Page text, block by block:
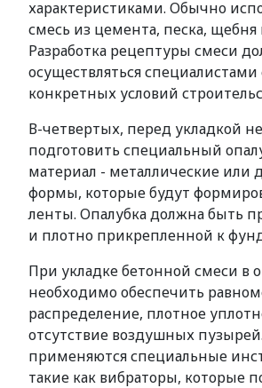
характеристиками. Обычно
смесь из цемента, песка, щебня
Разработка рецептуры смеси
осуществляться специалистами
конкретных условий
В-четвертых, перед укладкой
подготовить специальный
материал - металлические или
формы, которые будут
ленты. Опалубка должна быть
и плотно прикрепленной к
При укладке бетонной смеси в
необходимо обеспечить
распределение, плотное
отсутствие воздушных
применяются специальные
такие как вибраторы, которые